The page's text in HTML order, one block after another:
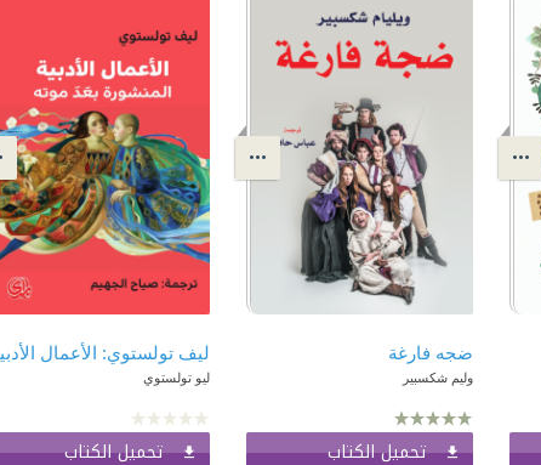
ضجه فارغة
وليم شكسبير
تحميل الكتاب
ليو تولستوي
تحميل الكتاب